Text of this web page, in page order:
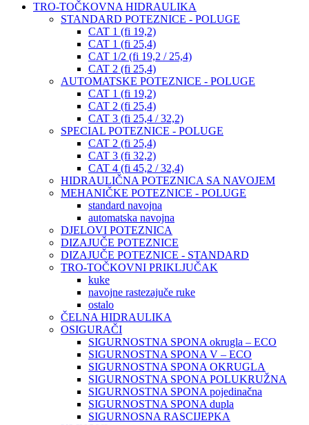
TRO-TOČKOVNA HIDRAULIKA
STANDARD POTEZNICE - POLUGE
CAT 1 (fi 19,2)
CAT 1 (fi 25,4)
CAT 1/2 (fi 19,2 / 25,4)
CAT 2 (fi 25,4)
AUTOMATSKE POTEZNICE - POLUGE
CAT 1 (fi 19,2)
CAT 2 (fi 25,4)
CAT 3 (fi 25,4 / 32,2)
SPECIAL POTEZNICE - POLUGE
CAT 2 (fi 25,4)
CAT 3 (fi 32,2)
CAT 4 (fi 45,2 / 32,4)
HIDRAULIČNA POTEZNICA SA NAVOJEM
MEHANIČKE POTEZNICE - POLUGE
standard navojna
automatska navojna
DJELOVI POTEZNICA
DIZAJUČE POTEZNICE
DIZAJUČE POTEZNICE - STANDARD
TRO-TOČKOVNI PRIKLJUČAK
kuke
navojne rastezajuče ruke
ostalo
ČELNA HIDRAULIKA
OSIGURAČI
SIGURNOSTNA SPONA okrugla – ECO
SIGURNOSTNA SPONA V – ECO
SIGURNOSTNA SPONA OKRUGLA
SIGURNOSTNA SPONA POLUKRUŽNA
SIGURNOSTNA SPONA pojedinačna
SIGURNOSTNA SPONA dupla
SIGURNOSNA RASCIJEPKA